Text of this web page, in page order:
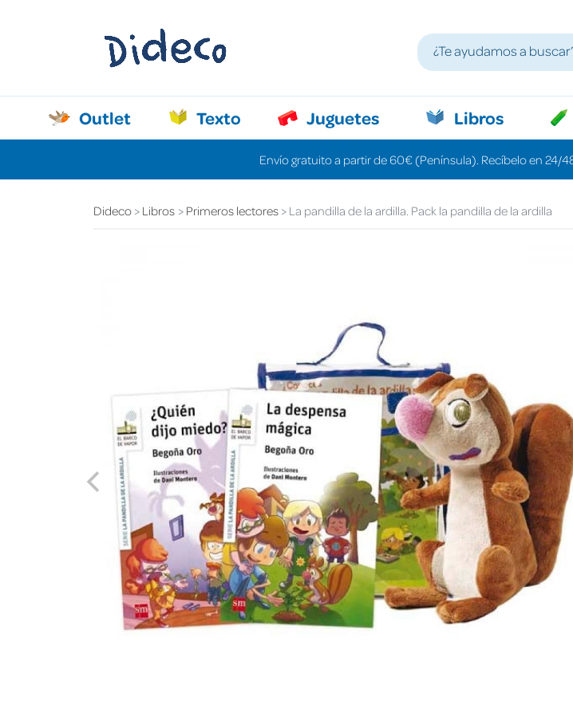
Outlet Texto Juguetes Libros
Envío gratuito a partir de 60€ (Península). Recíbelo en 24/
Dideco Libros Primeros lectores La pandilla de la ardilla. Pack la pandilla de la ardilla